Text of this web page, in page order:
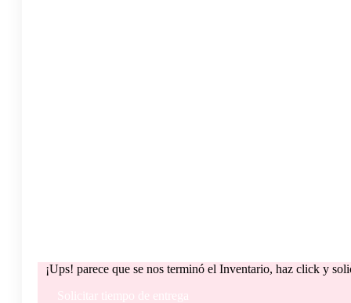
¡Ups! parece que se nos terminó el Inventario, haz click y
Solicitar tiempo de entrega